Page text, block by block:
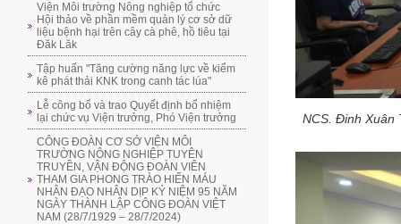
Viện Môi trường Nông nghiệp tổ chức
Hội thảo về phần mềm quản lý cơ sở dữ
liệu bệnh hại trên cây cà phê, hồ tiêu tại
Đăk Lăk
Tập huấn "Tăng cường năng lực về kiểm
kê phát thải KNK trong canh tác lúa"
Lễ công bố và trao Quyết định bổ nhiệm
lại chức vụ Viện trưởng, Phó Viện trưởng
CÔNG ĐOÀN CƠ SỞ VIỆN MÔI
TRƯỜNG NÔNG NGHIỆP TUYÊN
TRUYỀN, VẬN ĐỘNG ĐOÀN VIÊN
THAM GIA PHONG TRÀO HIẾN MÁU
NHÂN ĐẠO NHÂN DỊP KỶ NIỆM 95 NĂM
NGÀY THÀNH LẬP CÔNG ĐOÀN VIỆT
NAM (28/7/1929 – 28/7/2024)
NCS. Đinh Xuân